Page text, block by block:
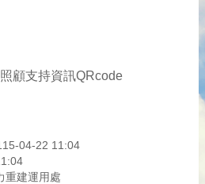
顧支持資訊QRcode
04-22 11:04
重建運用處